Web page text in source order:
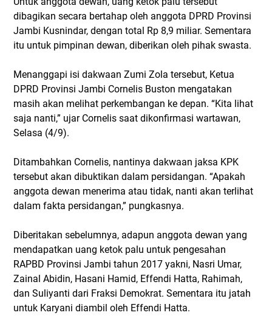
dibagikan secara bertahap oleh anggota DPRD Provinsi
Jambi Kusnindar, dengan total Rp 8,9 miliar. Sementara
itu untuk pimpinan dewan, diberikan oleh pihak swasta.
Menanggapi isi dakwaan Zumi Zola tersebut, Ketua
DPRD Provinsi Jambi Cornelis Buston mengatakan
masih akan melihat perkembangan ke depan. “Kita lihat
saja nanti,” ujar Cornelis saat dikonfirmasi wartawan,
Selasa (4/9).
Ditambahkan Cornelis, nantinya dakwaan jaksa KPK
tersebut akan dibuktikan dalam persidangan. “Apakah
anggota dewan menerima atau tidak, nanti akan terlihat
dalam fakta persidangan,” pungkasnya.
Diberitakan sebelumnya, adapun anggota dewan yang
mendapatkan uang ketok palu untuk pengesahan
RAPBD Provinsi Jambi tahun 2017 yakni, Nasri Umar,
Zainal Abidin, Hasani Hamid, Effendi Hatta, Rahimah,
dan Suliyanti dari Fraksi Demokrat. Sementara itu jatah
untuk Karyani diambil oleh Effendi Hatta.